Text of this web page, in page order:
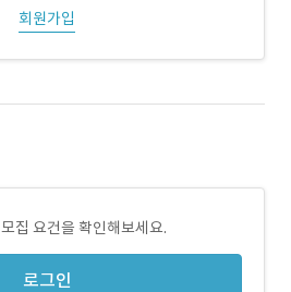
회원가입
집 요건을 확인해보세요.
로그인